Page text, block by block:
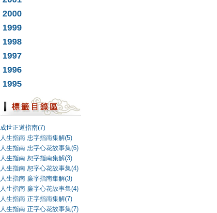
2000
1999
1998
1997
1996
1995
成世正道指南(7)
人生指南 忠字指南集解(5)
人生指南 忠字心花故事集(6)
人生指南 恕字指南集解(3)
人生指南 恕字心花故事集(4)
人生指南 廉字指南集解(3)
人生指南 廉字心花故事集(4)
人生指南 正字指南集解(7)
人生指南 正字心花故事集(7)